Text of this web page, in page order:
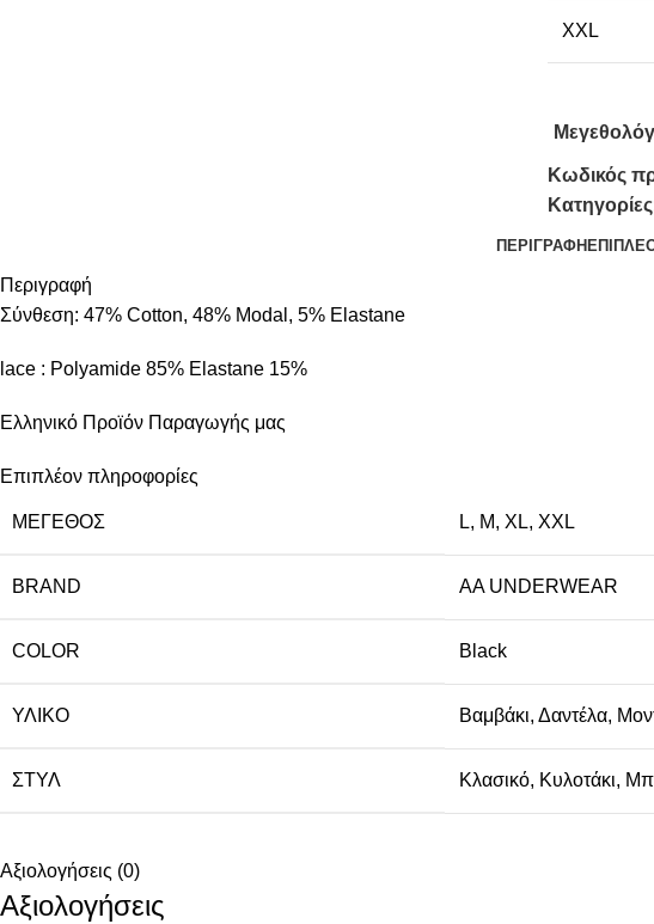
XXL
Κωδικός
ΠΕΡΙΓΡΑΦΉ
Περιγραφή
Σύνθεση: 47% Cotton, 48% Modal, 5% Elastane
lace : Polyamide 85% Elastane 15%
Ελληνικό Προϊόν Παραγωγής μας
Επιπλέον πληροφορίες
ΜΈΓΕΘΟΣ L, M, XL, XXL
BRAND AA UNDERWEAR
COLOR Black
ΥΛΙΚΌ Βαμβάκι, Δαντέλα,
ΣΤΥΛ Κλασικό, Κυλοτάκι,
Αξιολογήσεις (0)
Αξιολογήσεις